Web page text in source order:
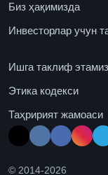
Биз ҳақимизда
Инвесторлар учун
Ишга таклиф этамиз
Этика кодекси
Таҳририят жамоаси
© 2014-2026